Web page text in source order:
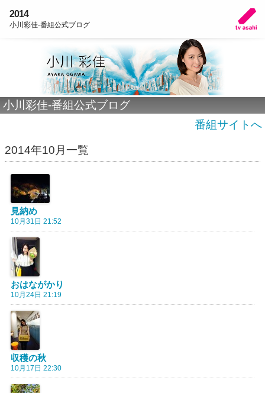
2014
小川彩佳-番組公式ブログ
小川彩佳-番組公式ブログ
番組サイトへ
2014年10月一覧
見納め
10月31日 21:52
おはながかり
10月24日 21:19
収穫の秋
10月17日 22:30